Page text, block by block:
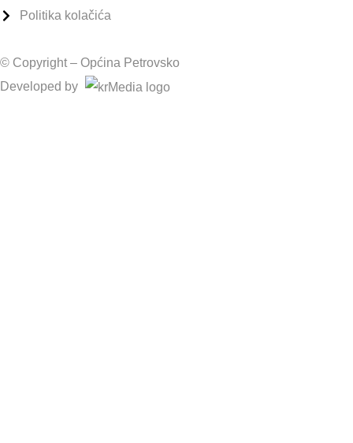
Politika kolačića
© Copyright – Općina Petrovsko
Developed by